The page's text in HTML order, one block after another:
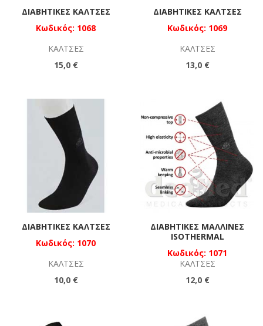
ΔΙΑΒΗΤΙΚΈΣ ΚΆΛΤΣΕΣ
Κωδικός: 1068
ΚΆΛΤΣΕΣ
15,0 €
ΔΙΑΒΗΤΙΚΈΣ ΚΆΛΤΣΕΣ
Κωδικός: 1069
ΚΆΛΤΣΕΣ
13,0 €
ΔΙΑΒΗΤΙΚΈΣ ΚΆΛΤΣΕΣ
Κωδικός: 1070
ΚΆΛΤΣΕΣ
10,0 €
ΔΙΑΒΗΤΙΚΈΣ ΜΆΛΛΙΝΕΣ
ISOTHERMAL
Κωδικός: 1071
ΚΆΛΤΣΕΣ
12,0 €